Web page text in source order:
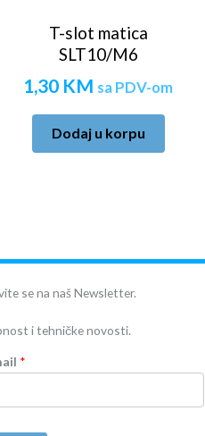
T-slot matica
SLT10/M6
1,30 KM sa PDV-om
Dodaj u korpu
se na naš Newsletter.
i tehničke novosti.
*